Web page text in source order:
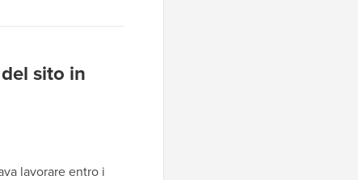
sito in
lavorare entro i